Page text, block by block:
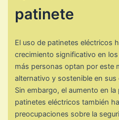
patinete
El uso de patinetes eléctricos
crecimiento significativo en
más personas optan por este
alternativo y sostenible en
Sin embargo, el aumento en
patinetes eléctricos también
preocupaciones sobre la